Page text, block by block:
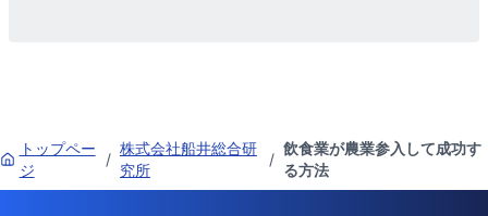
トップペー
ジ
/
株式会社船井総合研
究所
/
飲食業が農業参入して成功す
る方法